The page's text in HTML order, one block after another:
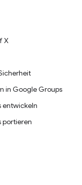
X
in Google Groups
entwickeln
portieren